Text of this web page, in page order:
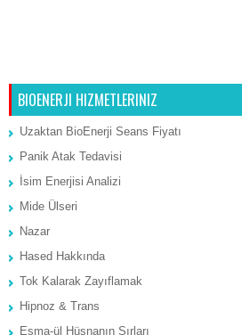
BIOENERJI HIZMETLERINIZ
Uzaktan BioEnerji Seans Fiyatı
Panik Atak Tedavisi
İsim Enerjisi Analizi
Mide Ülseri
Nazar
Hased Hakkında
Tok Kalarak Zayıflamak
Hipnoz & Trans
Esma-ül Hüsnanın Sırları